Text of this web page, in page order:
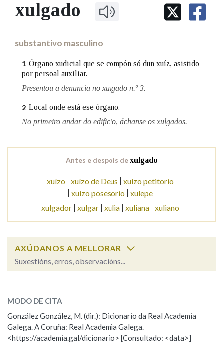
IDENTIDADE CORPORATIVA
MARCIAL DEL ADALID
FIGURAS HOMENAXEADAS
PRIMAVERA DAS LETRAS
Facebook
TwitterYoutubeInstagramBluesky
BUSCAR NOS LEMAS
Remata por
Contén
Nos exemplos
Na fraseoloxía
OUTRAS OPCIÓNS DE BUSCA
Marcas gramaticais
xulgado
substantivo masculino
1 Órgano xudicial que se compón só dun xuíz, asistido
por persoal auxiliar.
Presentou a denuncia no xulgado n.º 3.
2 Local onde está ese órgano.
No primeiro andar do edificio, áchanse os xulgados.
Antes e despois dexulgado
xuízo xuízo de Deus
xuízo petitorio
xuízo posesorio
xulepe
xulgador xulgar xulia xuliana xuliano
AXÚDANOS A MELLORAR
Suxestións, erros, observacións...
ESCOLLE UNHA OPCIÓN:
Observación Hai un erro na palabra
MODO DE CITA
González González, M. (dir.): Dicionario da Real Academia
Galega. A Coruña: Real Academia Galega.
<https://academia.gal/dicionario> [Consultado: <data>]